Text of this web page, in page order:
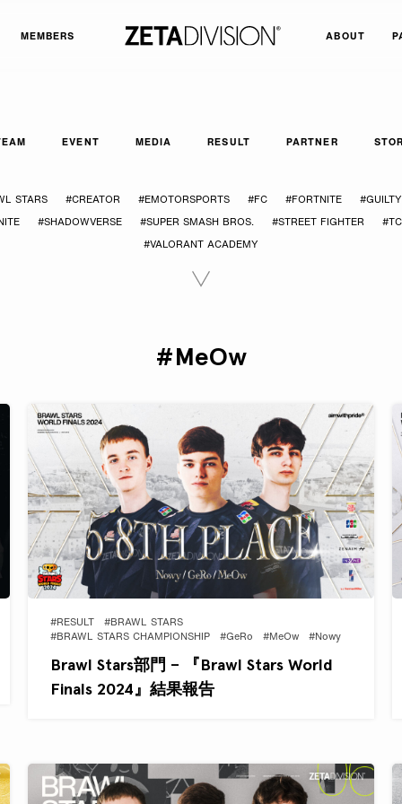
MEMBERS ABOUT
EVENT MEDIA RESULT PARTNER
STARS #CREATOR #EMOTORSPORTS #FC #FORTNITE
#SHADOWVERSE #SUPER SMASH BROS. #STREET FIGHTER
#VALORANT ACADEMY
#MeOw
#RESULT
#BRAWL STARS
#BRAWL STARS CHAMPIONSHIP
#GeRo #MeOw #Nowy
Brawl Stars部門 – 『Brawl Stars World
Finals 2024』結果報告